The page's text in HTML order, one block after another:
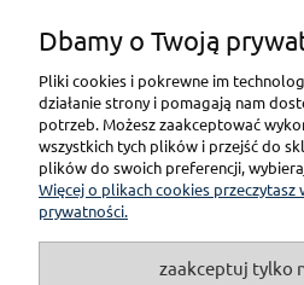
KONTAKT
PŁATNOŚCI I
GWARANCJA I
Dbamy o Twoją
Pliki cookies i pokrewne im
działanie strony i pomagają nam
potrzeb. Możesz zaakceptować
wszystkich tych plików i przejść do
plików do swoich preferencji,
Więcej o plikach cookies przeczytasz
prywatności.
zaakceptuj tylko